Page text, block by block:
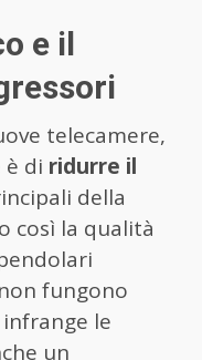
e il
telecamere,
è di ridurre il
della
così la qualità
fungono
le
un